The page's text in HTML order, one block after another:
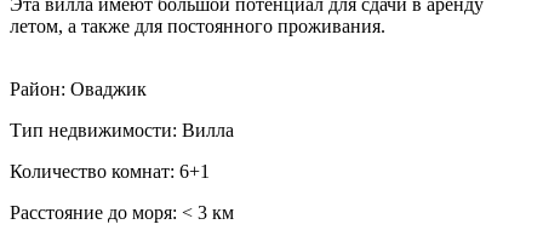
летом, а также для постоянного проживания.
Район: Оваджик
Тип недвижимости: Вилла
Количество комнат: 6+1
Расстояние до моря: ˂ 3 км